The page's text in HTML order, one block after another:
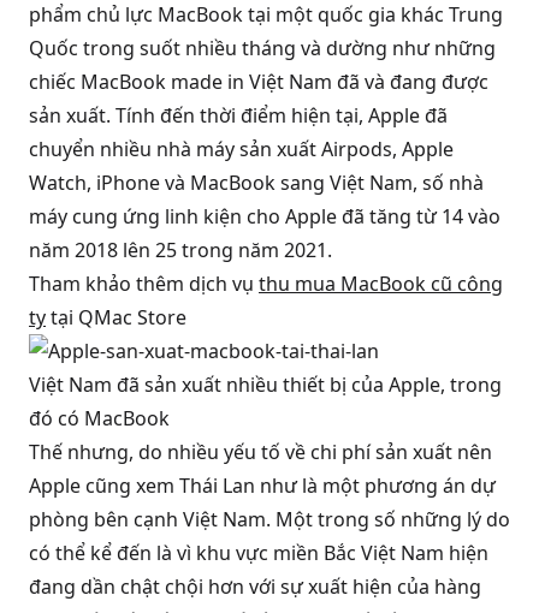
phẩm chủ lực MacBook tại một quốc gia khác Trung
Quốc trong suốt nhiều tháng và dường như những
chiếc MacBook made in Việt Nam đã và đang được
sản xuất. Tính đến thời điểm hiện tại, Apple đã
chuyển nhiều nhà máy sản xuất Airpods, Apple
Watch, iPhone và MacBook sang Việt Nam, số nhà
máy cung ứng linh kiện cho Apple đã tăng từ 14 vào
năm 2018 lên 25 trong năm 2021.
Tham khảo thêm dịch vụ thu mua MacBook cũ công
tytại QMac Store
Việt Nam đã sản xuất nhiều thiết bị của Apple, trong
đó có MacBook
Thế nhưng, do nhiều yếu tố về chi phí sản xuất nên
Apple cũng xem Thái Lan như là một phương án dự
phòng bên cạnh Việt Nam. Một trong số những lý do
có thể kể đến là vì khu vực miền Bắc Việt Nam hiện
đang dần chật chội hơn với sự xuất hiện của hàng